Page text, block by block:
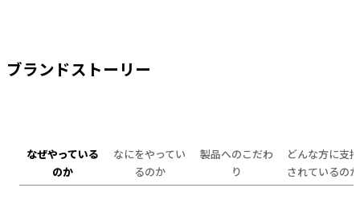
ブランドストーリー
なぜやっている
のか
なにをやってい
るのか
製品へのこだわ
り
どんな方に支持
されているのか